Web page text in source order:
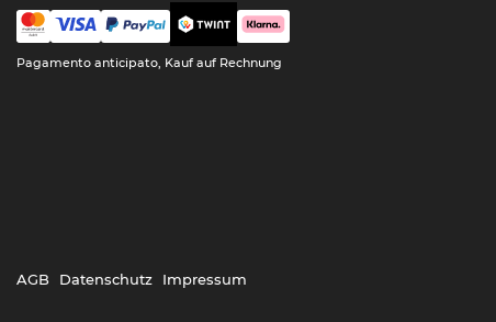
Pagamento anticipato, Kauf auf Rechnung
AGB Datenschutz Impressum